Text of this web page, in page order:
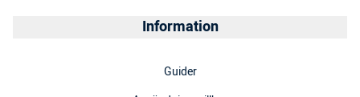
Information
Guider